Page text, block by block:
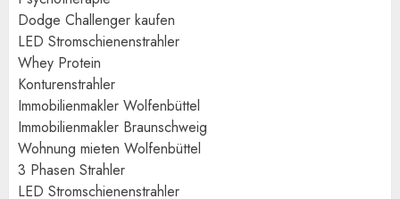
Dodge Challenger kaufen
LED Stromschienenstrahler
Whey Protein
Konturenstrahler
Immobilienmakler Wolfenbüttel
Immobilienmakler Braunschweig
Wohnung mieten Wolfenbüttel
3 Phasen Strahler
LED Stromschienenstrahler